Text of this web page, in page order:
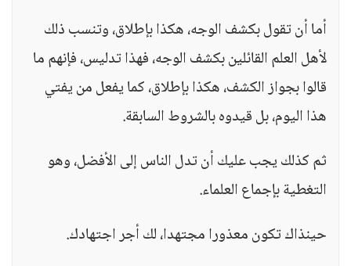
أما أن تقول بكشف الوجه، هكذا بإطلاق، وتنسب ذلك
لأهل العلم القائلين بكشف الوجه، فهذا تدليس، فإنهم ما
قالوا بجواز الكشف، هكذا بإطلاق، كما يفعل من يفتي
هذا اليوم، بل قيدوه بالشروط السابقة.
ثم كذلك يجب عليك أن تدل الناس إلى الأفضل، وهو
التغطية بإجماع العلماء.
حينذاك تكون معذورا مجتهدا، لك أجر اجتهادك.